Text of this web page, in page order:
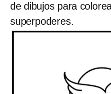
de dibujos para
superpoderes.